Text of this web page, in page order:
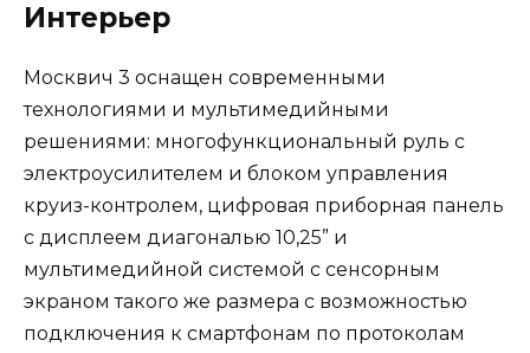
Интерьер
Москвич 3 оснащен современными
технологиями и мультимедийными
решениями: многофункциональный руль с
электроусилителем и блоком управления
круиз-контролем, цифровая приборная панель
с дисплеем диагональю 10,25” и
мультимедийной системой с сенсорным
экраном такого же размера с возможностью
подключения к смартфонам по протоколам